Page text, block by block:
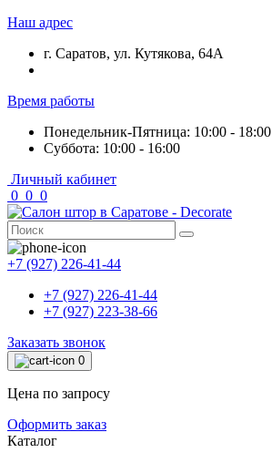
Наш адрес
г. Саратов, ул. Кутякова, 64А
Время работы
Понедельник-Пятница: 10:00 - 18:00
Суббота: 10:00 - 16:00
Личный кабинет
0 0 0
+7 (927) 226-41-44
+7 (927) 226-41-44
+7 (927) 223-38-66
Заказать звонок
0
Цена по запросу
Оформить заказ
Каталог